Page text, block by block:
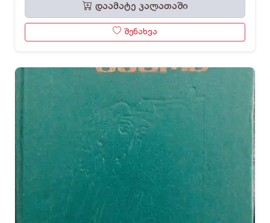
დაამატე კალათაში
შენახვა